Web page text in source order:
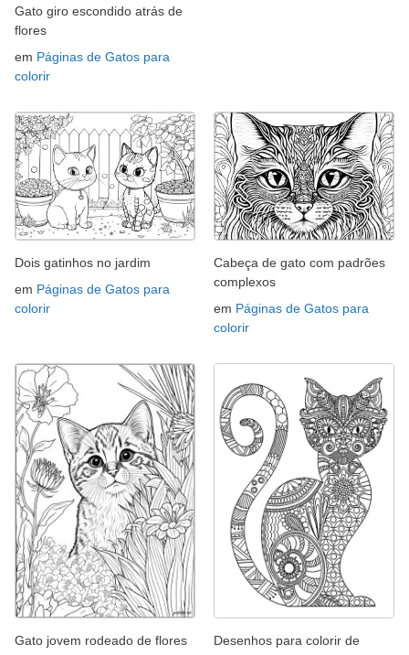
Gato giro escondido atrás de
flores
em Páginas de Gatos para
colorir
Dois gatinhos no jardim
em Páginas de Gatos para
colorir
Cabeça de gato com padrões
complexos
em Páginas de Gatos para
colorir
Gato jovem rodeado de flores
Desenhos para colorir de